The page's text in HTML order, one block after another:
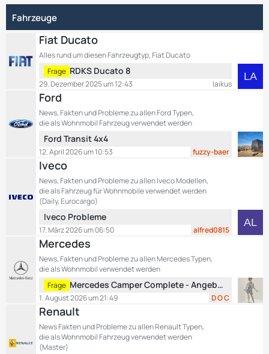
r
ä
g
e
z
t
e
B
e
t
ä
g
e
Fahrzeuge
Fiat Ducato
Alles rund um diesen Fahrzeugtyp, Fiat Ducato
e
t
z
t
e
e
i
t
r
ä
e
Frage RDKS Ducato 8
laikus
29. Dezember 2025 um 12:43
Ford
News, Fakten und Probleme zu allen Ford Typen,
die als Wohnmobil Fahrzeug verwendet werden
e
t
z
t
e
i
t
r
ä
e
Ford Transit 4x4
fuzzy-baer
12. April 2026 um 10:53
Iveco
News, Fakten und Probleme zu allen Iveco Modellen,
die als Fahrzeug für Wohnmobile verwendet werden
(Daily, Eurocargo)
e
t
z
t
e
e
i
t
r
ä
Iveco Probleme
alfred0815
17. März 2026 um 06:50
Mercedes
News, Fakten und Probleme zu allen Mercedes Typen,
die als Wohnmobil verwendet werden
e
t
z
t
e
Frage Mercedes Camper Complete - Angebot für Wartungsvertrag / Garantieverlängerung - was meint ihr?
D O C
1. August 2026 um 21:49
Renault
News Fakten und Probleme zu allen Renault Typen,
die als Wohnmobil Fahrzeug verwendet werden
(Master)